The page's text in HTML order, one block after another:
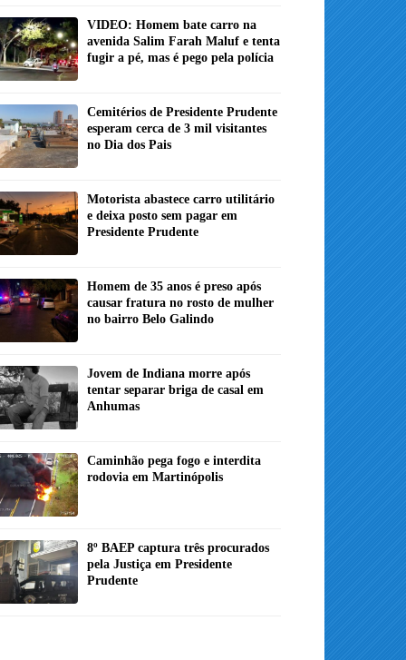
VIDEO: Homem bate carro na
avenida Salim Farah Maluf e tenta
fugir a pé, mas é pego pela polícia
Cemitérios de Presidente Prudente
esperam cerca de 3 mil visitantes
no Dia dos Pais
Motorista abastece carro utilitário
e deixa posto sem pagar em
Presidente Prudente
Homem de 35 anos é preso após
causar fratura no rosto de mulher
no bairro Belo Galindo
Jovem de Indiana morre após
tentar separar briga de casal em
Anhumas
Caminhão pega fogo e interdita
rodovia em Martinópolis
8º BAEP captura três procurados
pela Justiça em Presidente
Prudente